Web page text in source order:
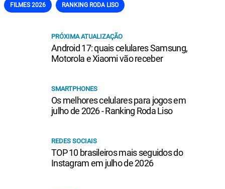
FILMES 2026 RANKING RODA LISO
PRÓXIMA ATUALIZAÇÃO
Android 17: quais celulares Samsung,
Motorola e Xiaomi vão receber
SMARTPHONES
Os melhores celulares para jogos em
julho de 2026 - Ranking Roda Liso
REDES SOCIAIS
TOP 10 brasileiros mais seguidos do
Instagram em julho de 2026